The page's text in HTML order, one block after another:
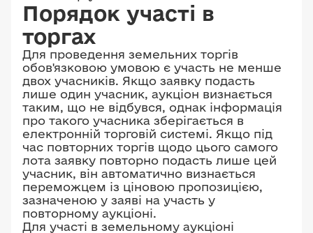
Порядок участі в
торгах
Для проведення земельних торгів
обов'язковою умовою є участь не менше
двох учасників. Якщо заявку подасть
лише один учасник, аукціон визнається
таким, що не відбувся, однак інформація
про такого учасника зберігається в
електронній торговій системі. Якщо під
час повторних торгів щодо цього самого
лота заявку повторно подасть лише цей
учасник, він автоматично визнається
переможцем із ціновою пропозицією,
зазначеною у заяві на участь у
повторному аукціоні.
Для участі в земельному аукціоні